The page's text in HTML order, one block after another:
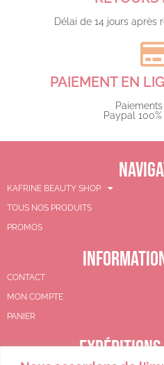
Délai de 14 jours après
PAIEMENT EN
Paypal
KAFRINE BEAUTY SHOP
TOUS NOS PRODUITS
PROMOS
CONTACT
MON COMPTE
PANIER